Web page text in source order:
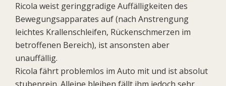
Ricola weist geringgradige Auffälligkeiten des
Bewegungsapparates auf (nach Anstrengung
leichtes Krallenschleifen, Rückenschmerzen im
betroffenen Bereich), ist ansonsten aber
unauffällig.
Ricola fährt problemlos im Auto mit und ist absolut